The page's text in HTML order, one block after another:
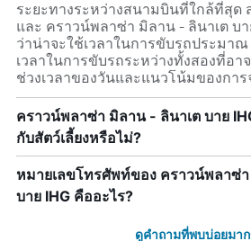
ระยะทางระหว่างสนามบินที่ใกล้ที่สุด
และ คราวน์พลาซ่า มิลาน - ลินาเต บา
ว่าน่าจะใช้เวลาในการขับรถประมาณ
เวลาในการขับรถระหว่างทั้งสองที่อา
ช่วงเวลาของวันและแนวโน้มของกา
คราวน์พลาซ่า มิลาน - ลินาเต บาย
กับสัตว์เลี้ยงหรือไม่?
หมายเลขโทรศัพท์ของ คราวน์พลาซ่
บาย IHG คืออะไร?
ดูคำถามที่พบบ่อยมา